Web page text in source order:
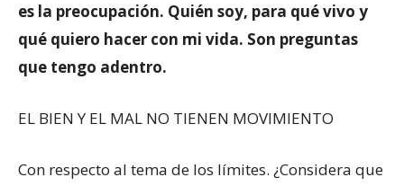
es la preocupación. Quién soy, para qué vivo y
qué quiero hacer con mi vida. Son preguntas
que tengo adentro.
EL BIEN Y EL MAL NO TIENEN MOVIMIENTO
Con respecto al tema de los límites. ¿Considera que